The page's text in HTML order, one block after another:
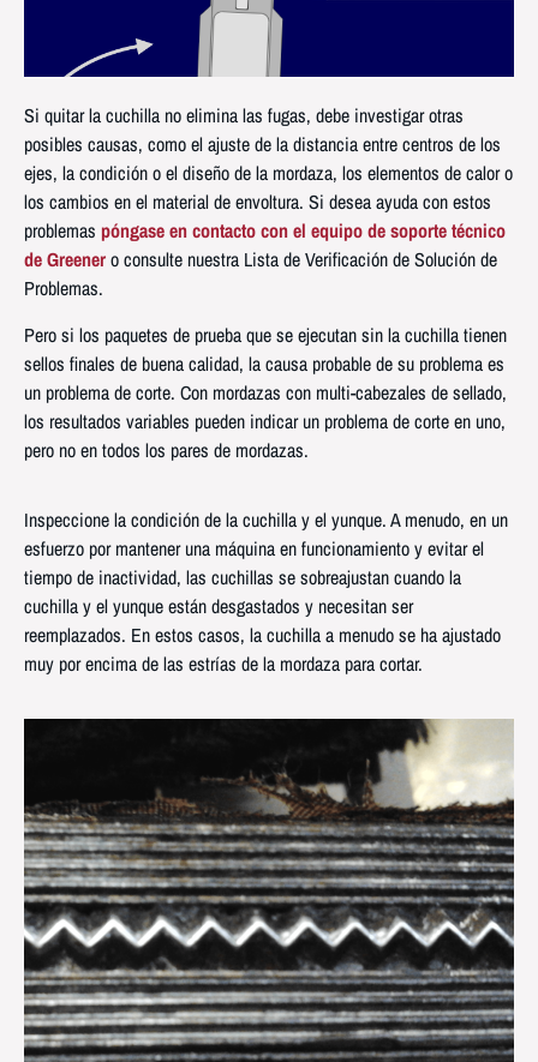
Si quitar la cuchilla no elimina las fugas, debe investigar otras
posibles causas, como el ajuste de la distancia entre centros de los
ejes, la condición o el diseño de la mordaza, los elementos de calor o
los cambios en el material de envoltura. Si desea ayuda con estos
problemas póngase en contacto con el equipo de soporte técnico
de Greenero consulte nuestra Lista de Verificación de Solución de
Problemas.
Pero si los paquetes de prueba que se ejecutan sin la cuchilla tienen
sellos finales de buena calidad, la causa probable de su problema es
un problema de corte. Con mordazas con multi-cabezales de sellado,
los resultados variables pueden indicar un problema de corte en uno,
pero no en todos los pares de mordazas.
Inspeccione la condición de la cuchilla y el yunque. A menudo, en un
esfuerzo por mantener una máquina en funcionamiento y evitar el
tiempo de inactividad, las cuchillas se sobreajustan cuando la
cuchilla y el yunque están desgastados y necesitan ser
reemplazados. En estos casos, la cuchilla a menudo se ha ajustado
muy por encima de las estrías de la mordaza para cortar.